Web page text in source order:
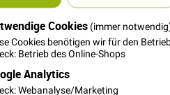
Cookies (immer
Cookies benötigen wir für den
Betrieb des Online-Shops
Analytics
Webanalyse/Marketing
oder Aufbügeln. Der
benutzt, etc.
zu bügeln. Als